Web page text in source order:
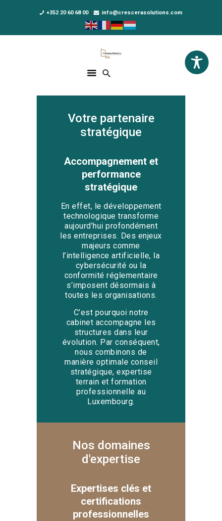
+352 20 60 68 00 info@crescerasolutions.com
Crescera Solutions
Solutions for your evolution
NOUS CONNAÎTRE
Votre partenaire
stratégique
Accompagnement et
performance
stratégique
En effet, le développement
technologique transforme
aujourd’hui profondément
les entreprises. Des enjeux
majeurs comme
l’intelligence artificielle, la
cybersécurité ou la
conformité réglementaire
s’imposent désormais à
toutes les organisations.
C’est pourquoi notre
cabinet accompagne les
structures dans leur
évolution. Par conséquent,
nous combinons de
manière optimale conseil
stratégique, expertise
terrain et formation
professionnelle au
Luxembourg.
Nos domaines
d'expertise
Expertises clés et
certifications
professionnelles